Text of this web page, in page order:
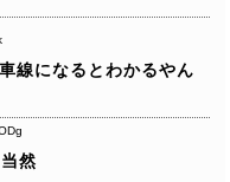
線になるとわかるやん
然